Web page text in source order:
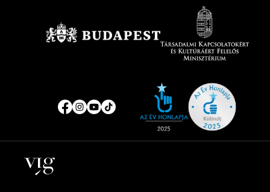
Közösségi
média
oldalak
of
year
Helyszínek